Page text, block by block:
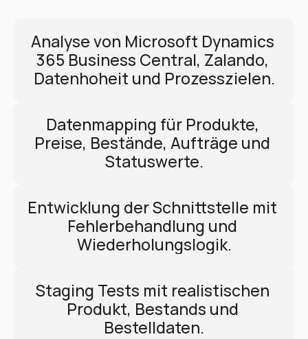
Analyse von Microsoft Dynamics
365 Business Central, Zalando,
Datenhoheit und Prozesszielen.
Datenmapping für Produkte,
Preise, Bestände, Aufträge und
Statuswerte.
Entwicklung der Schnittstelle mit
Fehlerbehandlung und
Wiederholungslogik.
Staging Tests mit realistischen
Produkt, Bestands und
Bestelldaten.